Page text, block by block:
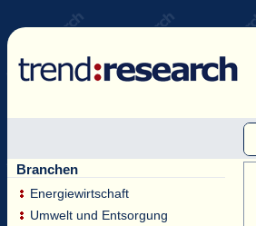
Branchen
Energiewirtschaft
Umwelt und Entsorgung